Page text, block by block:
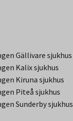
Norrbotten.
Gällivare sjukhus
Kalix sjukhus
Kiruna sjukhus
Piteå sjukhus
Sunderby sjukhus